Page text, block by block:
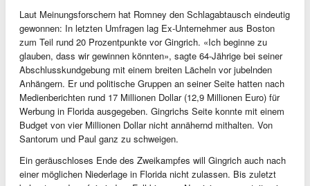
Laut Meinungsforschern hat Romney den Schlagabtausch eindeutig
gewonnen: In letzten Umfragen lag Ex-Unternehmer aus Boston
zum Teil rund 20 Prozentpunkte vor Gingrich. «Ich beginne zu
glauben, dass wir gewinnen könnten», sagte 64-Jährige bei seiner
Abschlusskundgebung mit einem breiten Lächeln vor jubelnden
Anhängern. Er und politische Gruppen an seiner Seite hatten nach
Medienberichten rund 17 Millionen Dollar (12,9 Millionen Euro) für
Werbung in Florida ausgegeben. Gingrichs Seite konnte mit einem
Budget von vier Millionen Dollar nicht annähernd mithalten. Von
Santorum und Paul ganz zu schweigen.
Ein geräuschloses Ende des Zweikampfes will Gingrich auch nach
einer möglichen Niederlage in Florida nicht zulassen. Bis zuletzt